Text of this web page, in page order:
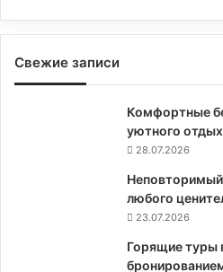
Свежие записи
Комфортные
уютного
28.07.2026
любого
23.07.2026
Горящие туры